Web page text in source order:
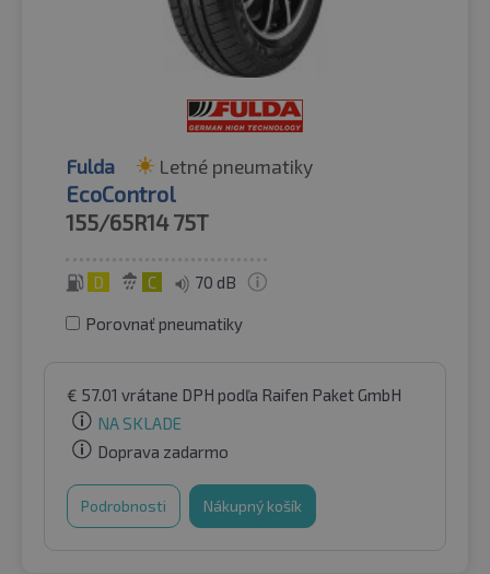
Fulda Letné pneumatiky
EcoControl
155/65R14 75T
D C 70 dB
Porovnať pneumatiky
€ 57.01 vrátane DPH podľa Raifen Paket GmbH
NA SKLADE
Doprava zadarmo
Podrobnosti Nákupný košík